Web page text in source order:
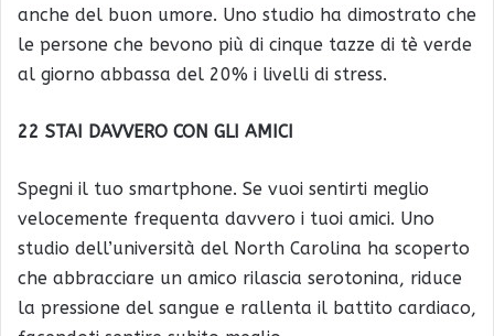
anche del buon umore. Uno studio ha dimostrato che
le persone che bevono più di cinque tazze di tè verde
al giorno abbassa del 20% i livelli di stress.
22 STAI DAVVERO CON GLI AMICI
Spegni il tuo smartphone. Se vuoi sentirti meglio
velocemente frequenta davvero i tuoi amici. Uno
studio dell’università del North Carolina ha scoperto
che abbracciare un amico rilascia serotonina, riduce
la pressione del sangue e rallenta il battito cardiaco,